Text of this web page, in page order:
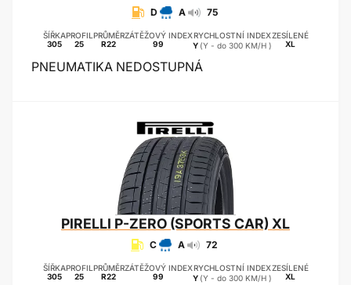
D A 75
ŠÍŘKA
305
PROFIL
25
PRŮMĚR
R22
ZÁTĚŽOVÝ INDEX
99
RYCHLOSTNÍ INDEX
Y (Y - do 300 KM/H )
ZESÍLENÉ
XL
PNEUMATIKA NEDOSTUPNÁ
PIRELLI P-ZERO (SPORTS CAR) XL
C A 72
ŠÍŘKA
305
PROFIL
25
PRŮMĚR
R22
ZÁTĚŽOVÝ INDEX
99
RYCHLOSTNÍ INDEX
Y (Y - do 300 KM/H )
ZESÍLENÉ
XL